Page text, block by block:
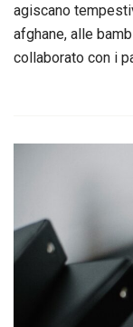
agiscano
afghane, alle
collaborato con i